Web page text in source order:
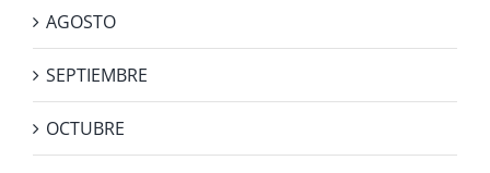
AGOSTO
SEPTIEMBRE
OCTUBRE